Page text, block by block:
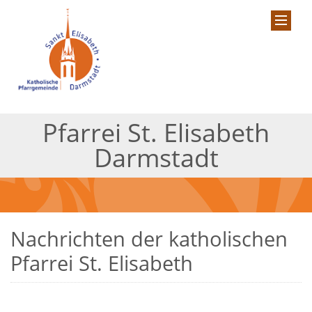
Pfarrei St. Elisabeth
Darmstadt
Nachrichten der katholischen
Pfarrei St. Elisabeth